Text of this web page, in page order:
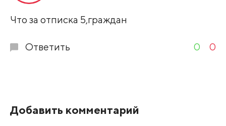
Развернуть все
Что за отписка 5,граждан
Ответить 0 0
Добавить комментарий